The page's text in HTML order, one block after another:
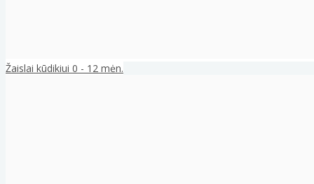
Žaislai kūdikiui 0 - 12 mėn.